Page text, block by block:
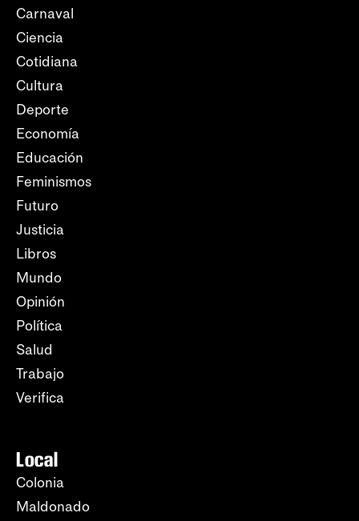
Carnaval
Ciencia
Cotidiana
Cultura
Deporte
Economía
Educación
Feminismos
Futuro
Justicia
Libros
Mundo
Opinión
Política
Salud
Trabajo
Verifica
Local
Colonia
Maldonado